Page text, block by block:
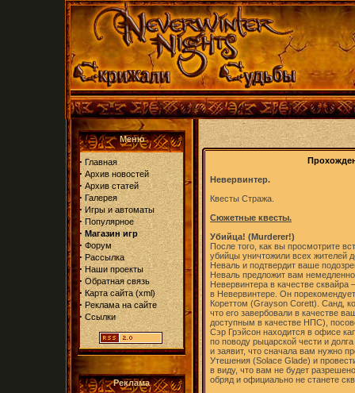
Меню
· Главная
· Архив новостей
· Архив статей
· Галерея
· Игры и автоматы
· Популярное
· Магазин игр
· Форум
· Рассылка
· Наши проекты
· Обратная связь
· Карта сайта(xml)
· Реклама на сайте
· Ссылки
Реклама
Невервинтер.
Квесты Стража.
Сюжетные квесты.
Убийца! (Murderer!)
После того, как вы просмотрите
убийцы уничтожили всех жителей
Неваль и подтвердит ваше
Неваль предложит вам
Невервинтера в качестве
в Невервинтере. Он
Кореттом (Grayson Corett). Санд,
что его завербовали в качестве
доступным в качестве НПС),
Сэр Грэйсон находится в офисе
по поводу рыцарской чести и
и заявит, что сначала вам нужно
Утешения (Solace Glade) и
в виду, что вам не будет
обряд и официально не станете